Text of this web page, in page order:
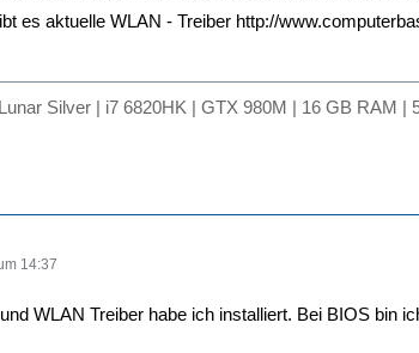
es aktuelle WLAN - Treiber http://
Silver | i7 6820HK | GTX 980M | 16 GB RAM
14:37
WLAN Treiber habe ich installiert. Bei BIOS bin